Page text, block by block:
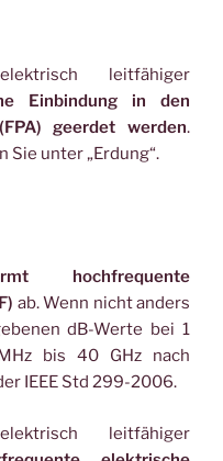
leitfähiger
Einbindung in den
geerdet werden.
Sie unter „Erdung“.
hochfrequente
ab. Wenn nicht anders
dB-Werte bei 1
bis 40 GHz nach
IEEE Std 299-2006.
leitfähiger